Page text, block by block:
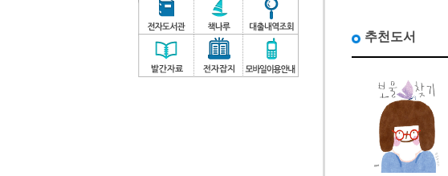
추천도서